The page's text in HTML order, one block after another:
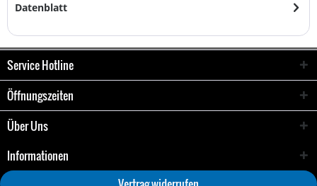
Datenblatt
Service Hotline
Öffnungszeiten
Über Uns
Informationen